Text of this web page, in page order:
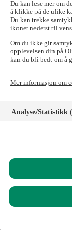
Skal du til
OBOS-
Det går fint!
Logg inn i
Logg inn på
Logg inn på
Ring oss på
Du kan også sende
Du kan lese mer om
å klikke på de ulike
Du kan trekke
ikonet nederst til
Om du ikke gir
opplevelsen din på
kan du bli bedt om å
Mer informasjon om
Analyse/Statistikk
Funksjonelle (8)
Helt nødvendige